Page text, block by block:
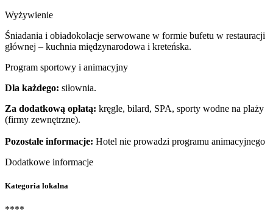
Wyżywienie
Śniadania i obiadokolacje serwowane w formie bufetu w restauracji
głównej – kuchnia międzynarodowa i kreteńska.
Program sportowy i animacyjny
Dla każdego: siłownia.
Za dodatkową opłatą: kręgle, bilard, SPA, sporty wodne na plaży
(firmy zewnętrzne).
Pozostałe informacje: Hotel nie prowadzi programu animacyjnego
Dodatkowe informacje
Kategoria lokalna
****